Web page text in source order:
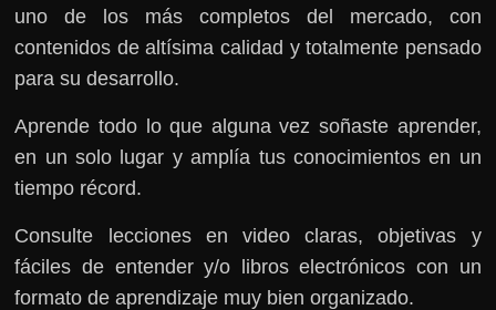
uno de los más completos del mercado, con
contenidos de altísima calidad y totalmente pensado
para su desarrollo.
Aprende todo lo que alguna vez soñaste aprender,
en un solo lugar y amplía tus conocimientos en un
tiempo récord.
Consulte lecciones en video claras, objetivas y
fáciles de entender y/o libros electrónicos con un
formato de aprendizaje muy bien organizado.